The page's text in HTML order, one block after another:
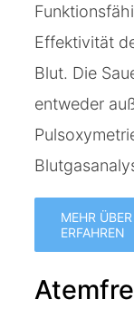
Effektivität
Blut. Die
entweder
MEHR
ERFAHREN